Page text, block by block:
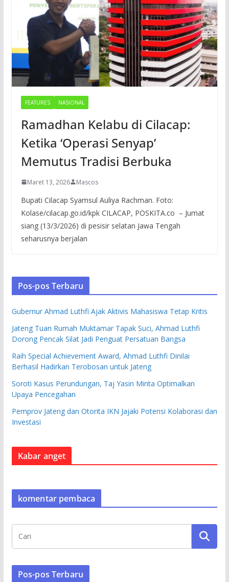
FEATURES NASIONAL
Ramadhan Kelabu di Cilacap:
Ketika ‘Operasi Senyap’
Memutus Tradisi Berbuka
Maret 13, 2026 Mascos
Bupati Cilacap Syamsul Auliya Rachman. Foto:
Kolase/cilacap.go.id/kpk CILACAP, POSKITA.co – Jumat
siang (13/3/2026) di pesisir selatan Jawa Tengah
seharusnya berjalan
Pos-pos Terbaru
Gubernur Ahmad Luthfi Ajak Aktivis Mahasiswa Tetap Kritis
Jateng Tuan Rumah Muktamar Tapak Suci, Ahmad Luthfi
Dorong Pencak Silat Jadi Penguat Persatuan Bangsa
Raih Special Achievement Award, Ahmad Luthfi Dinilai
Berhasil Hadirkan Terobosan untuk Jateng
Soroti Kasus Perundungan, Taj Yasin Minta Optimalkan
Upaya Pencegahan
Pemprov Jateng dan Otorita IKN Jajaki Potensi Kolaborasi dan
Investasi
Kabar anget
komentar pembaca
Pos-pos Terbaru